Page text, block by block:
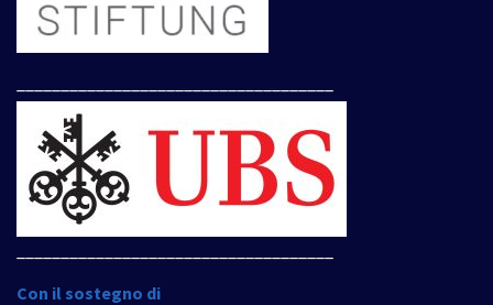
Con il sostegno di